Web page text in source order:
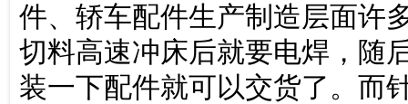
件、轿车配件生产制造层面许
切料高速冲床后就要电焊，随
装一下配件就可以交货了。而